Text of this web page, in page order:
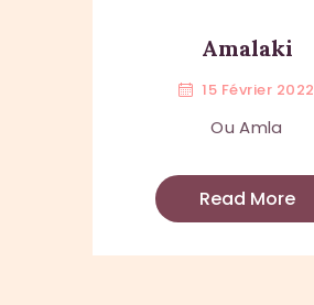
Amalaki
15 Février 2022
Ou Amla
Read More